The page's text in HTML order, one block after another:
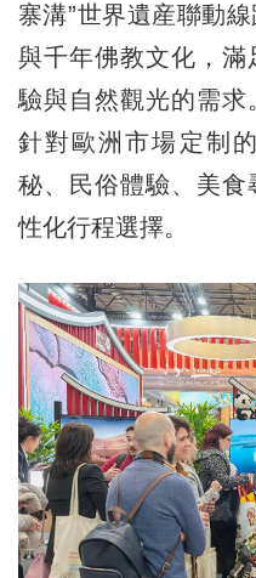
寨溝”世界遺産聯動
與千年佛教文化，滿
驗與自然觀光的需求
針對歐洲市場定制
秘、民俗體驗、美食
性化行程選擇。